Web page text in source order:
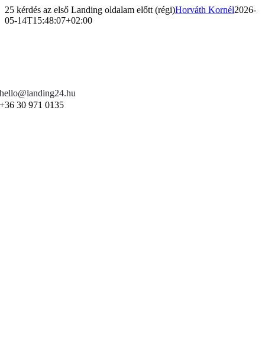
Kihagyás
25 kérdés az első Landing oldalam előtt (régi)Horváth Kornél2026-
05-14T15:48:07+02:00
hello@landing24.hu
+36 30 971 0135